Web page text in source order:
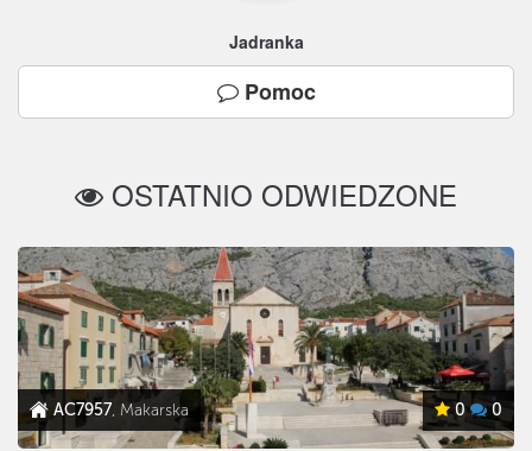
Jadranka
Pomoc
OSTATNIO ODWIEDZONE
AC7957, Makarska 0 0